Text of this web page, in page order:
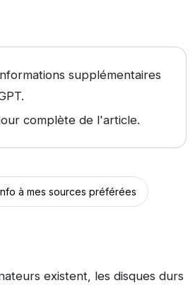
supplémentaires
complète de l'article.
à mes sources préférées
existent, les disques durs